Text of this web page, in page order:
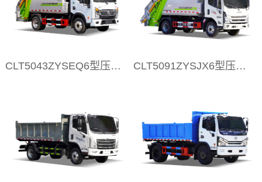
CLT5043ZYSEQ6型压缩垃圾车 D6 CLT5091ZYSJX6型压缩式垃圾车 JMC